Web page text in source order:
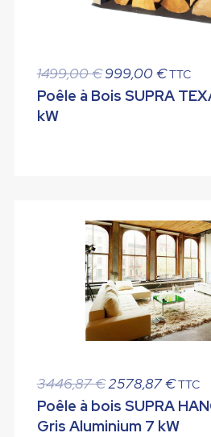
1499,00€ Le
prix
999,00€Le
prix
TTC
Poêle à Bois SUPRA
kW
3446,87€ Le
prix
initial
2578,87€Le
prix
actuel
TTC
Poêle à bois SUPRA
Gris Aluminium 7 kW